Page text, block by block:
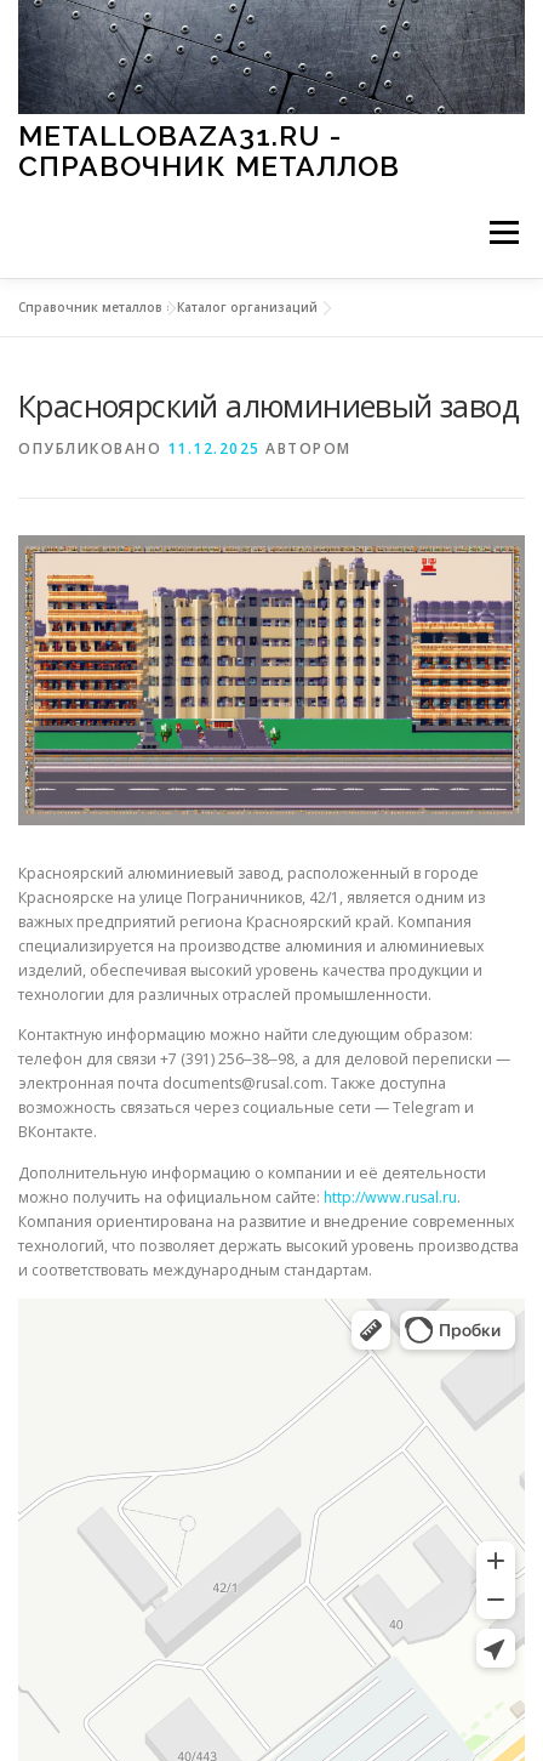
Перейти к содержимому
METALLOBAZA31.RU -
СПРАВОЧНИК МЕТАЛЛОВ
Меню
МЕТАЛЛЫ И ОКРУЖАЮЩАЯ СРЕДА
СВОЙСТВА МЕТАЛЛОВ СОРТА МЕТАЛЛОВ
СТАТЬИ
Справочник металлов »Каталог организаций
Красноярский алюминиевый завод
ОПУБЛИКОВАНО 11.12.2025 АВТОРОМ
Красноярский алюминиевый завод, расположенный в городе
Красноярске на улице Пограничников, 42/1, является одним из
важных предприятий региона Красноярский край. Компания
специализируется на производстве алюминия и алюминиевых
изделий, обеспечивая высокий уровень качества продукции и
технологии для различных отраслей промышленности.
Контактную информацию можно найти следующим образом:
телефон для связи +7 (391) 256‒38‒98, а для деловой переписки —
электронная почта documents@rusal.com. Также доступна
возможность связаться через социальные сети — Telegram и
ВКонтакте.
Дополнительную информацию о компании и её деятельности
можно получить на официальном сайте: http://www.rusal.ru.
Компания ориентирована на развитие и внедрение современных
технологий, что позволяет держать высокий уровень производства
и соответствовать международным стандартам.